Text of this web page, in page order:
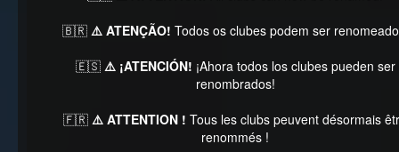
🇧🇷 ⚠️ ATENÇÃO! Todos os clubes podem ser
🇪🇸 ⚠️ ¡ATENCIÓN! ¡Ahora todos los clubes pueden ser
renombrados!
🇫🇷 ⚠️ ATTENTION ! Tous les clubs peuvent désormais
renommés !